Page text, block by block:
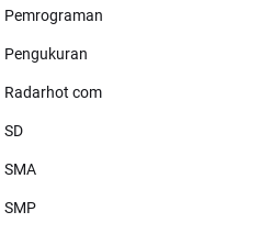
Pemrograman
Pengukuran
Radarhot com
SD
SMA
SMP